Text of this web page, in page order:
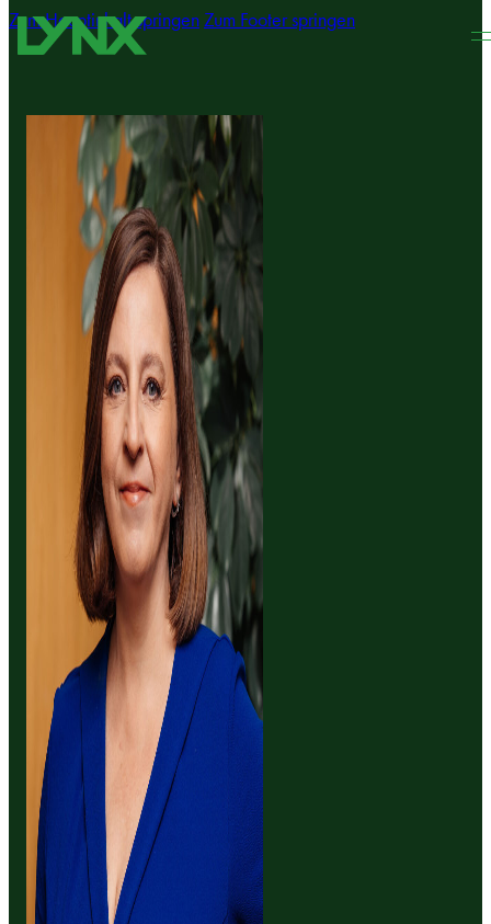
Zum Hauptinhalt springenZum Footer springen